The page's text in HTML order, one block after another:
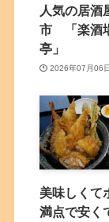
人気の居
市 「楽酒
亭」
2026年07月06
美味しくて
満点で安く